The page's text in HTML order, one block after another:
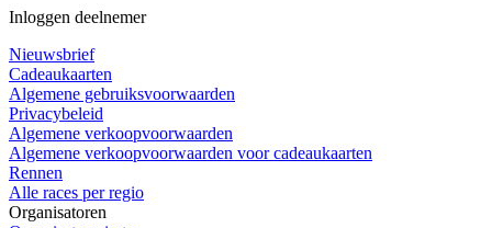
Inloggen deelnemer
Nieuwsbrief
Cadeaukaarten
Algemene gebruiksvoorwaarden
Privacybeleid
Algemene verkoopvoorwaarden
Algemene verkoopvoorwaarden voor cadeaukaarten
Rennen
Alle races per regio
Organisatoren